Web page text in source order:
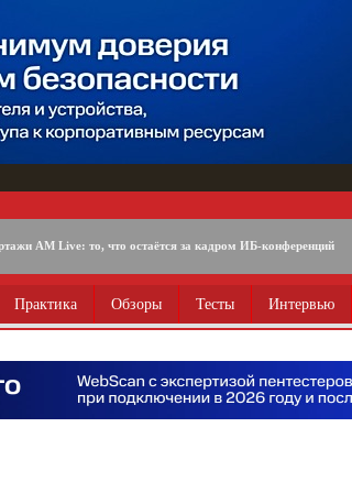
AM Live: то, что остаётся за кадром ИБ-конференций
Практика Обзоры Тесты Интервью